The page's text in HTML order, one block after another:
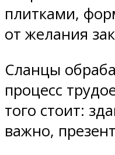
плитками,
от желания
Сланцы
процесс
того стоит:
важно,